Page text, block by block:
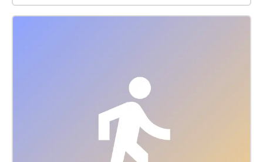
collection of 9 audioworks from the Open Form
Pavilion of Air series across the 6.25 hectares (250m
x 250m) of II. János Pál pápa tér (Pope John Paul II
unique tuning system, the many sounds forming
these acoustic architectures create the effect for